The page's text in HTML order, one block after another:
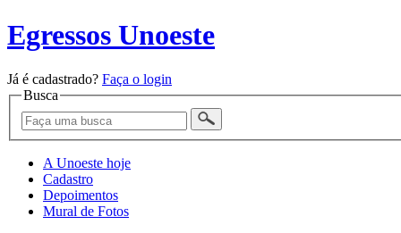
Egressos Unoeste
Já é cadastrado? Faça o login
Busca
A Unoeste hoje
Cadastro
Depoimentos
Mural de Fotos